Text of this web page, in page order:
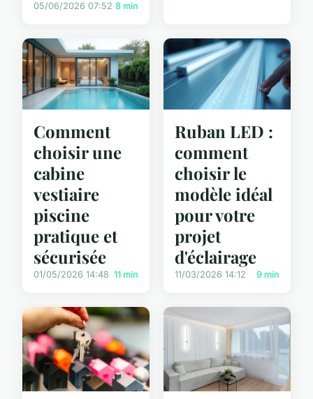
05/06/2026 07:52 8 min
Comment
choisir une
cabine
vestiaire
piscine
pratique et
sécurisée
01/05/2026 14:48 11 min
Ruban LED :
comment
choisir le
modèle idéal
pour votre
projet
d'éclairage
11/03/2026 14:12 9 min